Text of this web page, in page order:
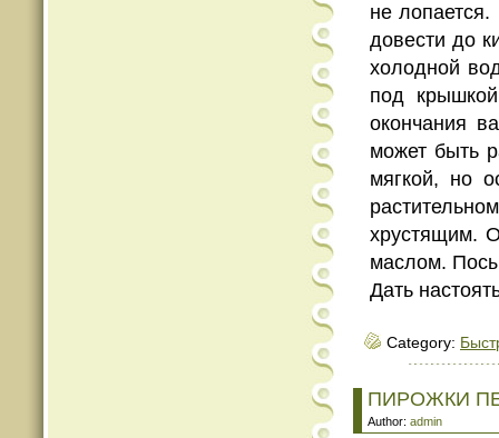
не
довести до
холодной
под
окончания
может быть
мягкой, но
хрустящим.
маслом.
Дать
Category:
ПИРОЖКИ
Author: admin